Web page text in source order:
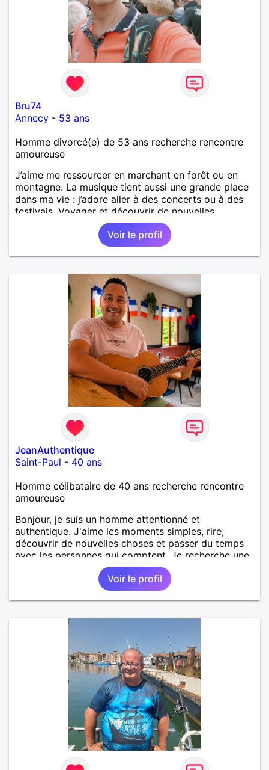
Bru74
Annecy - 53 ans
Homme divorcé(e) de 53 ans recherche rencontre
amoureuse
J’aime me ressourcer en marchant en forêt ou en
montagne. La musique tient aussi une grande place
dans ma vie : j’adore aller à des concerts ou à des
festivals. Voyager et découvrir de nouvelles
cultures, c’est ce qui m’inspire le plus. J’aimerais
rencontrer quelqu’un avec qui partager ces
moments simples et sincères.
Voir le profil
JeanAuthentique
Saint-Paul - 40 ans
Homme célibataire de 40 ans recherche rencontre
amoureuse
Bonjour, je suis un homme attentionné et
authentique. J'aime les moments simples, rire,
découvrir de nouvelles choses et passer du temps
avec les personnes qui comptent. Je recherche une
relation sérieuse, basée sur le respect, la confiance
et la complicité. Au plaisir de faire connaissance.
Voir le profil